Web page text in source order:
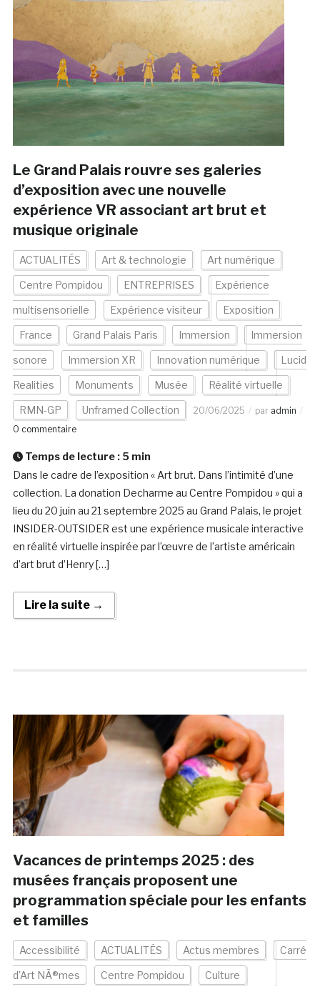
Le Grand Palais rouvre ses galeries
d’exposition avec une nouvelle
expérience VR associant art brut et
musique originale
ACTUALITÉS Art & technologie Art numérique
Centre Pompidou ENTREPRISES Expérience
multisensorielle Expérience visiteur Exposition
France Grand Palais Paris Immersion Immersion
sonore Immersion XR Innovation numérique Lucid
Realities Monuments Musée Réalité virtuelle
RMN-GP Unframed Collection 20/06/2025 par admin
0 commentaire
Temps de lecture : 5 min
Dans le cadre de l’exposition « Art brut. Dans l’intimité d’une
collection. La donation Decharme au Centre Pompidou » qui a
lieu du 20 juin au 21 septembre 2025 au Grand Palais, le projet
INSIDER-OUTSIDER est une expérience musicale interactive
en réalité virtuelle inspirée par l’œuvre de l’artiste américain
d’art brut d’Henry […]
Lire la suite →
Vacances de printemps 2025 : des
musées français proposent une
programmation spéciale pour les enfants
et familles
Accessibilité ACTUALITÉS Actus membres Carré
d'Art NÃ®mes Centre Pompidou Culture